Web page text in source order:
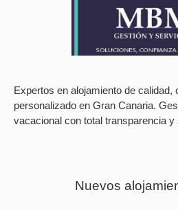
Expertos en alojamiento de calidad,
personalizado en Gran Canaria.
vacacional con total transparencia y
Nuevos